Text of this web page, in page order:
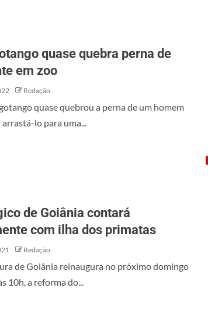
quase quebra perna de
em zoo
Redação
quase quebrou a perna de um homem
lo para uma...
de Goiânia contará
com ilha dos primatas
Redação
de Goiânia reinaugura no próximo domingo
10h, a reforma do...